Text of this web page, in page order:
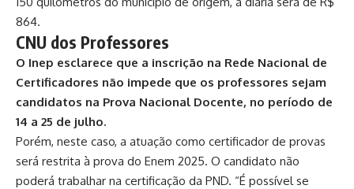
864.
CNU dos Professores
O Inep esclarece que a inscrição na Rede Nacional de
Certificadores não impede que os professores sejam
candidatos na Prova Nacional Docente, no período de
14 a 25 de julho.
Porém, neste caso, a atuação como certificador de provas
será restrita à prova do Enem 2025. O candidato não
poderá trabalhar na certificação da PND. “É possível se